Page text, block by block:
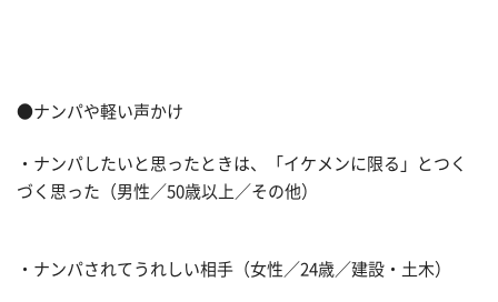
●ナンパや軽い声かけ
・ナンパしたいと思ったときは、「イケメンに限る」とつく
づく思った（男性／50歳以上／その他）
・ナンパされてうれしい相手（女性／24歳／建設・土木）